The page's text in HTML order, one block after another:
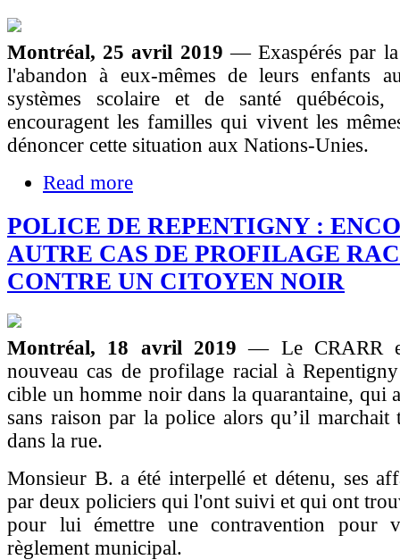
Montréal, 25 avril 2019— Exaspérés par
l'abandon à eux-mêmes de leurs enfants
systèmes scolaire et de santé québécois,
encouragent les familles qui vivent les
dénoncer cette situation aux Nations-Unies.
Read more
POLICE DE REPENTIGNY :
AUTRE CAS DE PROFILAGE
CONTRE UN CITOYEN NOIR
Montréal, 18 avril 2019— Le CRARR
nouveau cas de profilage racial à
cible un homme noir dans la quarantaine, qui
sans raison par la police alors qu’il marchait
dans la rue.
Monsieur B. a été interpellé et détenu, ses
par deux policiers qui l'ont suivi et qui ont
pour lui émettre une contravention pour
règlement municipal.